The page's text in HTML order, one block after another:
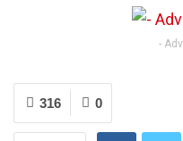
-
0
316